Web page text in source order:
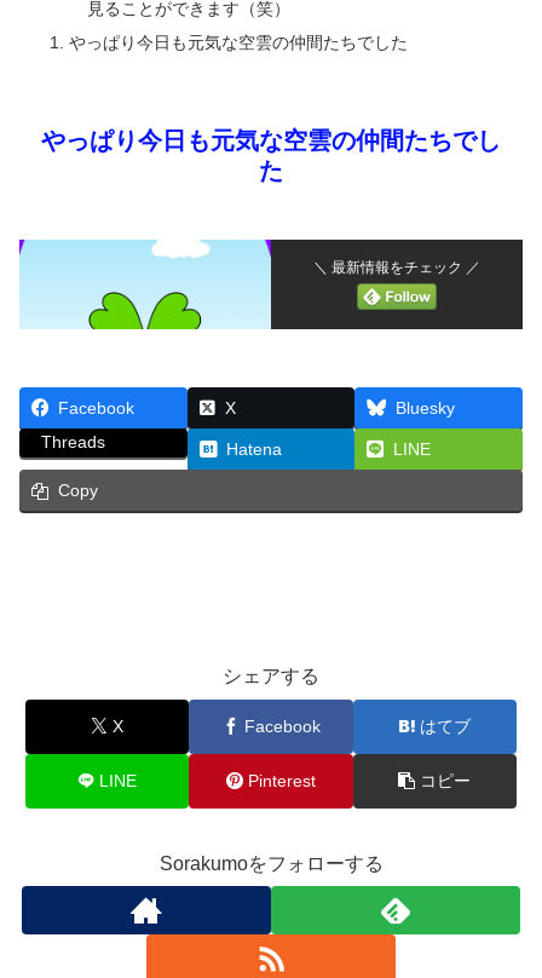
見ることができます（笑）
やっぱり今日も元気な空雲の仲間たちでした
やっぱり今日も元気な空雲の仲間たちでし
た
＼ 最新情報をチェック ／
Facebook X
Bluesky
Threads
Hatena LINE
Copy
シェアする
X Facebook はてブ
LINE Pinterest コピー
Sorakumoをフォローする